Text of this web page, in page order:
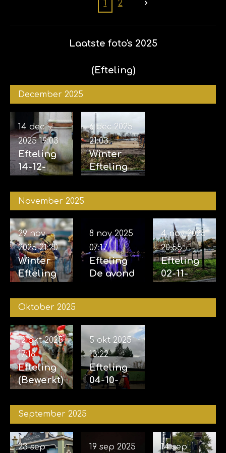
2026
1 2
Laatste foto's 2025
(Efteling)
December 2025
Efteling
14-12-
14 dec
2025 19:03
Winter
Efteling
2025
6 dec 2025
21:03
November 2025
Winter
Efteling
2025
29 nov
2025 21:20
Efteling
De avond
vijf
07-11-2025
8 nov 2025
07:17
Efteling
02-11-
04-11-
4 nov 2025
20:55
Oktober 2025
Efteling
(Bewerkt)
2025
12 okt 2025
17:18
Efteling
04-10-
5 okt 2025
13:22
September 2025
23 sep 19 sep 2025 14 sep